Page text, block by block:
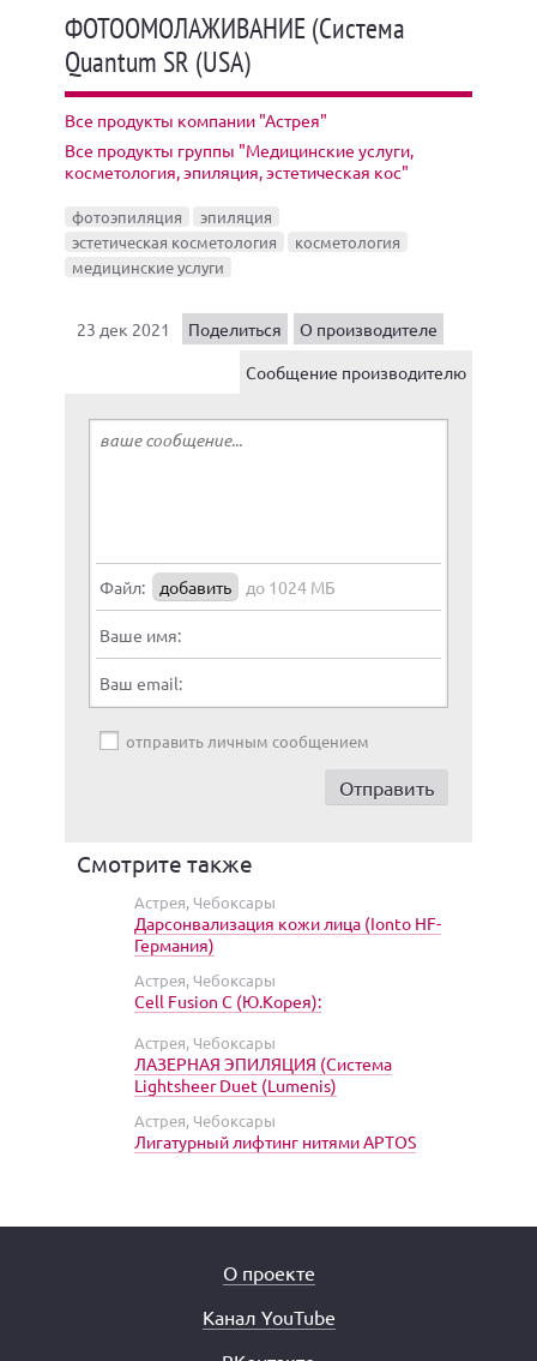
ФОТООМОЛАЖИВАНИЕ (Система
Quantum SR (USA)
Все продукты компании "Астрея"
Все продукты группы "Медицинские услуги,
косметология, эпиляция, эстетическая кос"
фотоэпиляция
эпиляция
эстетическая косметология
косметология
медицинские услуги
23 дек 2021 Поделиться
О производителе
Сообщение производителю
Файл: добавить до 1024 МБ
Ваше имя:
Ваш email:
отправить личным сообщением
Смотрите также
Астрея, Чебоксары
Дарсонвализация кожи лица (Ionto HF-
Германия)
Астрея, Чебоксары
Cell Fusion C (Ю.Корея):
Астрея, Чебоксары
ЛАЗЕРНАЯ ЭПИЛЯЦИЯ (Система
Lightsheer Duet (Lumenis)
Астрея, Чебоксары
Лигатурный лифтинг нитями APTOS
О проекте
Канал YouTube